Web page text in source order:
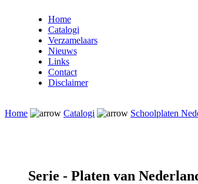
Home
Catalogi
Verzamelaars
Nieuws
Links
Contact
Disclaimer
Home Catalogi Schoolplaten
Serie - Platen van